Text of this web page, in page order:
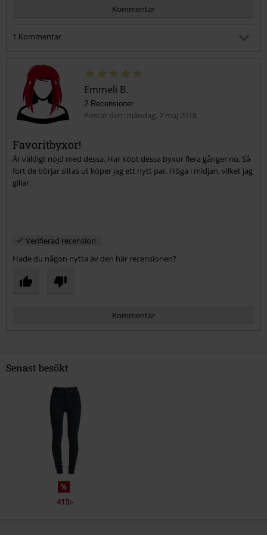
Kommentar
1 Kommentar
Postat den: torsdag, 18 mars 2021 17:37:32
Köpt ett 3:e par och det lär bli flera.. Favoritjeans!
Hjälpte den här informationen dig?
Emmeli B.
2 Recensioner
Postat den: måndag, 7 maj 2018
Favoritbyxor!
Är väldigt nöjd med dessa. Har köpt dessa byxor flera gånger nu. Så
fort de börjar slitas ut köper jag ett nytt par. Höga i midjan, vilket jag
gillar.
Verifierad recension
Hade du någon nytta av den här recensionen?
Kommentar
Skicka kommentar
Senast besökt
%
415:-